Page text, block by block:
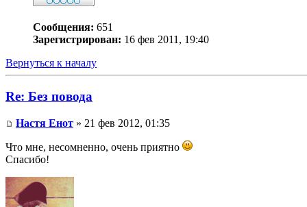
Сообщения: 651
Зарегистрирован: 16 фев 2011, 19:40
Вернуться к началу
Re: Без повода
Настя Енот » 21 фев 2012, 01:35
Что мне, несомненно, очень приятно
Спасибо!